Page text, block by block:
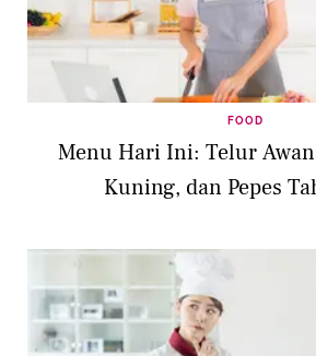
FOOD
Menu Hari Ini: Telur
Kuning, dan Pepes